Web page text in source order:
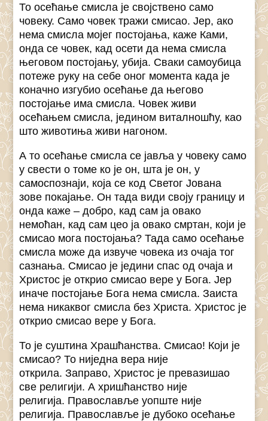
То осећање смисла је својствено само
човеку. Само човек тражи смисао. Јер, ако
нема смисла мојег постојања, каже Ками,
онда се човек, кад осети да нема смисла
његовом постојању, убија. Сваки самоубица
потеже руку на себе оног момента када је
коначно изгубио осећање да његово
постојање има смисла. Човек живи
осећањем смисла, једином виталношћу, као
што животиња живи нагоном.
А то осећање смисла се јавља у човеку само
у свести о томе ко је он, шта је он, у
самоспознаји, која се код Светог Јована
зове покајање. Он тада види своју границу и
онда каже – добро, кад сам ја овако
немоћан, кад сам цео ја овако смртан, који је
смисао мога постојања? Тада само осећање
смисла може да извуче човека из очаја тог
сазнања. Смисао је једини спас од очаја и
Христос је открио смисао вере у Бога. Јер
иначе постојање Бога нема смисла. Заиста
нема никаквог смисла без Христа. Христос је
открио смисао вере у Бога.
То је суштина Храшћанства. Смисао! Који је
смисао? То ниједна вера није
открила. Заправо, Христос је превазишао
све религији. А хришћанство није
религија. Православље уопште није
религија. Православље је дубоко осећање